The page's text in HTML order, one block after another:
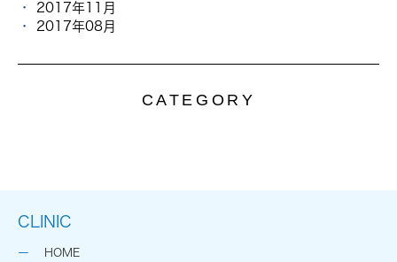
2017年11月
2017年08月
CATEGORY
CLINIC
HOME